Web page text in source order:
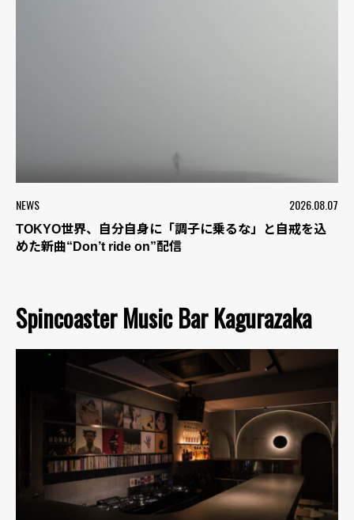
NEWS 2026.08.07
TOKYO世界、自分自身に「調子に乗るな」と自戒を込
めた新曲“Don’t ride on”配信
Spincoaster Music Bar Kagurazaka